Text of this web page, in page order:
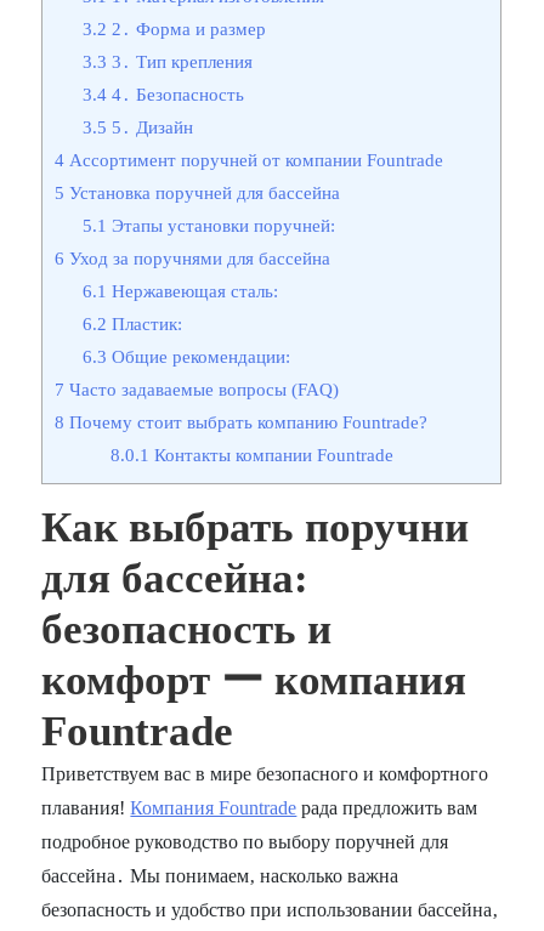
3.2 2․ Форма и размер
3.3 3․ Тип крепления
3.4 4․ Безопасность
3.5 5․ Дизайн
4 Ассортимент поручней от компании Fountrade
5 Установка поручней для бассейна
5.1 Этапы установки поручней:
6 Уход за поручнями для бассейна
6.1 Нержавеющая сталь:
6.2 Пластик:
6.3 Общие рекомендации:
7 Часто задаваемые вопросы (FAQ)
8 Почему стоит выбрать компанию Fountrade?
8.0.1 Контакты компании Fountrade
Как выбрать поручни
для бассейна:
безопасность и
комфорт ー компания
Fountrade
Приветствуем вас в мире безопасного и комфортного
плавания!Компания Fountrade рада предложить вам
подробное руководство по выбору поручней для
бассейна․ Мы понимаем‚ насколько важна
безопасность и удобство при использовании бассейна‚